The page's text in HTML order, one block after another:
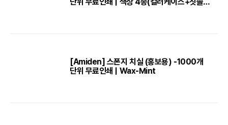
[Amiden] 스폰지 치실 (홍보용) -1000개
단위 무료인쇄 | Wax-Mint